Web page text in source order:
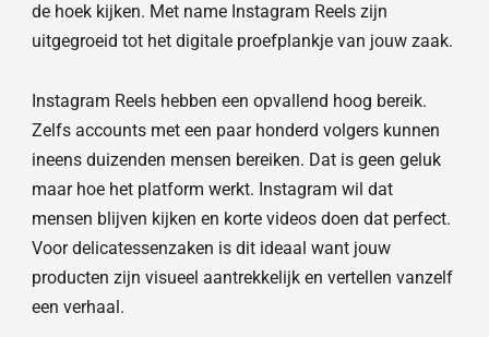
de hoek kijken. Met name Instagram Reels zijn
uitgegroeid tot het digitale proefplankje van jouw zaak.
Instagram Reels hebben een opvallend hoog bereik.
Zelfs accounts met een paar honderd volgers kunnen
ineens duizenden mensen bereiken. Dat is geen geluk
maar hoe het platform werkt. Instagram wil dat
mensen blijven kijken en korte videos doen dat perfect.
Voor delicatessenzaken is dit ideaal want jouw
producten zijn visueel aantrekkelijk en vertellen vanzelf
een verhaal.